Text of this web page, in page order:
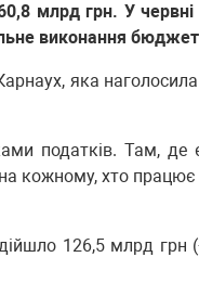
млрд грн. У
виконання
яка наголосила
податків. Там, де
кожному, хто
126,5 млрд грн